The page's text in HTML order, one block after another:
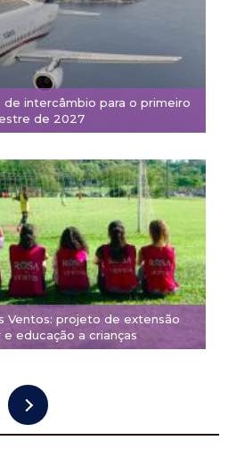
de intercâmbio para o primeiro
de 2027
Ventos: projeto de extensão
educação a crianças